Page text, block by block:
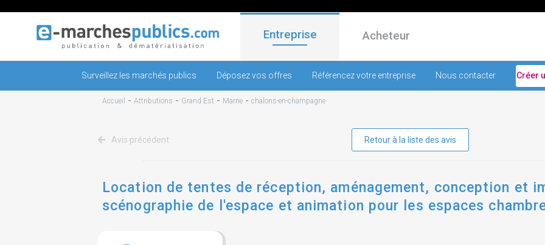
Entreprise Acheteur
Surveillez les marchés publics Déposez vos offres Référencez votre entreprise Nous contacter Créer
Accueil - Attributions - Grand Est - Marne - chalons-en-champagne
Avis précédent Retour à la liste des avis
Location de tentes de réception, aménagement, conception et
scénographie de l'espace et animation pour les espaces